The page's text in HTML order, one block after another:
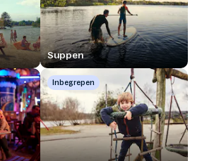
Suppen
Inbegrepen